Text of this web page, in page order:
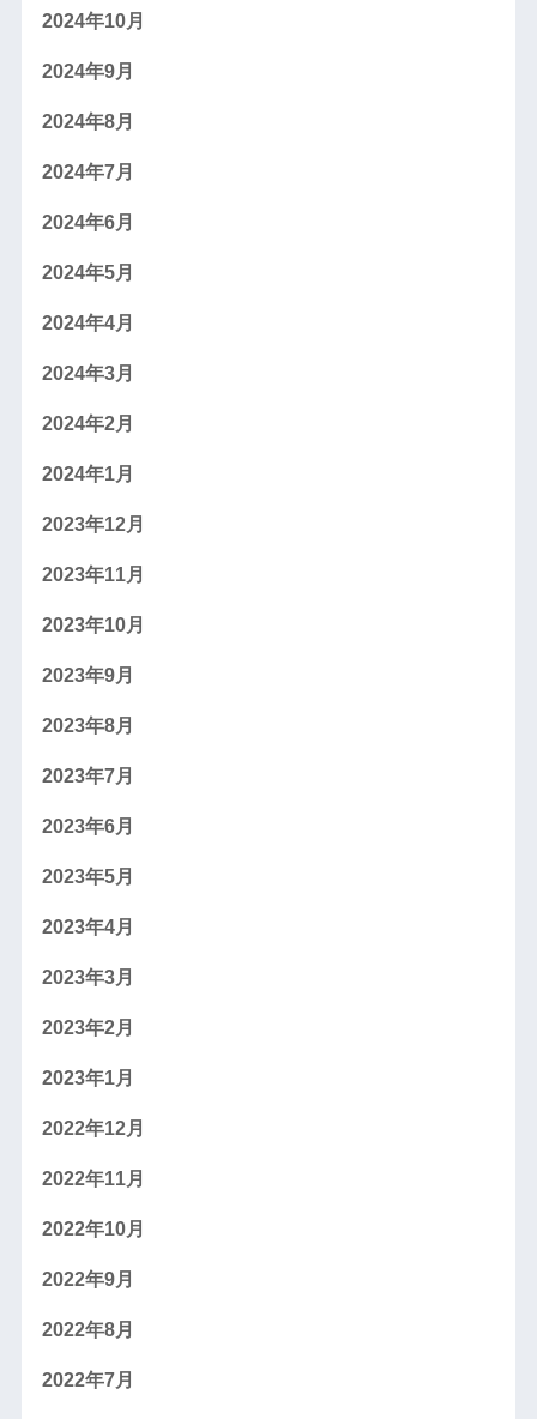
2024年10月
2024年9月
2024年8月
2024年7月
2024年6月
2024年5月
2024年4月
2024年3月
2024年2月
2024年1月
2023年12月
2023年11月
2023年10月
2023年9月
2023年8月
2023年7月
2023年6月
2023年5月
2023年4月
2023年3月
2023年2月
2023年1月
2022年12月
2022年11月
2022年10月
2022年9月
2022年8月
2022年7月